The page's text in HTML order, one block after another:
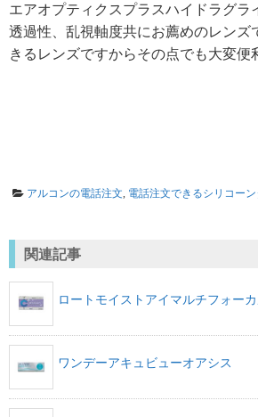
エアオプティクスプラスハイドラグラ
透過性、乱視軸度共にお薦めのレンズ
きるレンズですからその点でも大変便
アルコンの電話注文
電話注文できるシリコー
関連記事
ロートモイストアイマルチフォー
ワンデーアキュビューオアシス